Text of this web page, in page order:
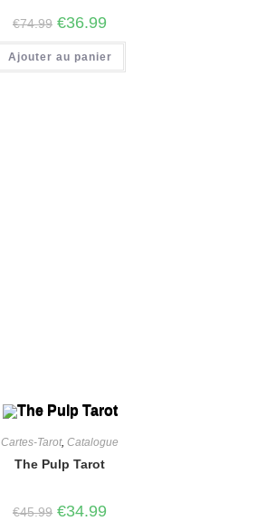
€74.99 €36.99
Ajouter au panier
Cartes-Tarot,Catalogue
The Pulp Tarot
€45.99 €34.99